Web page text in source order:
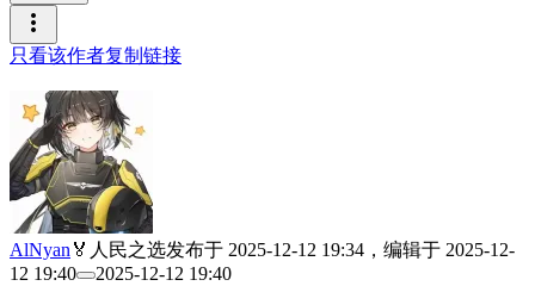
more_vert
只看该作者复制链接
AlNyan 🏅人民之选发布于 2025-12-12 19:34 ，编辑于 2025-12-
12 19:40
2025-12-12 19:40